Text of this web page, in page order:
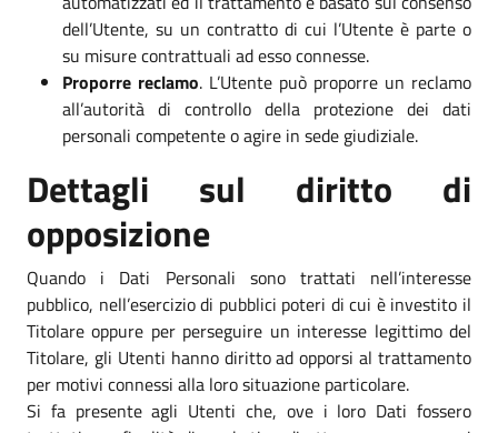
dell’Utente, su un contratto di cui l’Utente è parte o
su misure contrattuali ad esso connesse.
Proporre reclamo. L’Utente può proporre un reclamo
all’autorità di controllo della protezione dei dati
personali competente o agire in sede giudiziale.
Dettagli sul diritto di
opposizione
Quando i Dati Personali sono trattati nell’interesse
pubblico, nell’esercizio di pubblici poteri di cui è investito il
Titolare oppure per perseguire un interesse legittimo del
Titolare, gli Utenti hanno diritto ad opporsi al trattamento
per motivi connessi alla loro situazione particolare.
Si fa presente agli Utenti che, ove i loro Dati fossero